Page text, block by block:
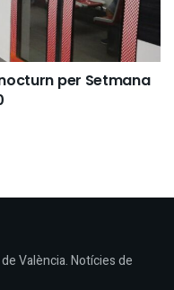
per Setmana
València. Notícies de